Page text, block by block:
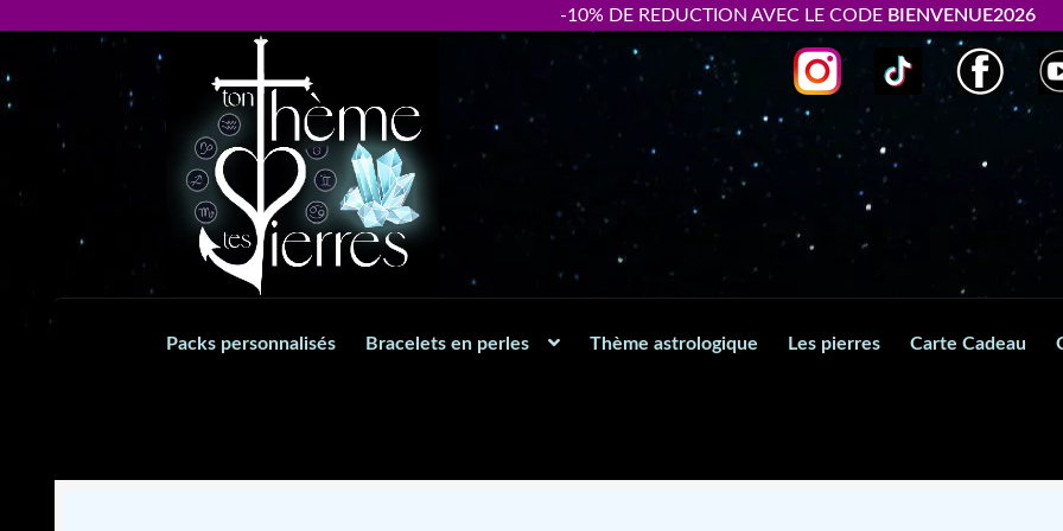
-10% DE REDUCTION AVEC LE CODE BIENVENUE2026
navigation
contenu
Packs personnalisés Bracelets en perles Thème astrologique Les pierres Carte Cadeau